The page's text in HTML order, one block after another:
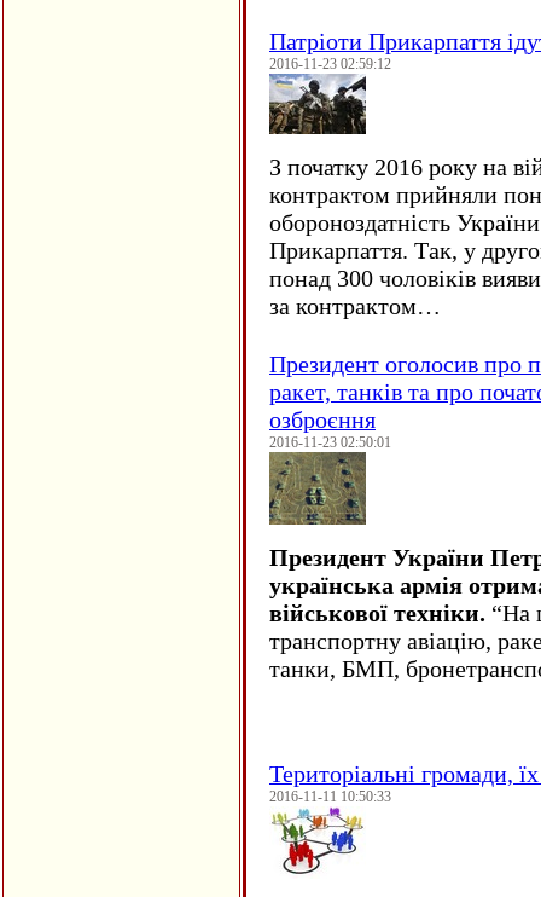
Патріоти Прикарпаття
2016-11-23 02:59:12
З початку 2016 року на
контрактом прийняли
обороноздатність
Прикарпаття. Так, у
понад 300 чоловіків
за контрактом…
Президент оголосив про
ракет, танків та про
озброєння
2016-11-23 02:50:01
Президент України
українська армія
військової техніки. “На
транспортну авіацію,
танки, БМП,
Територіальні громади,
2016-11-11 10:50:33